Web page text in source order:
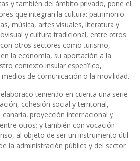
y también del ámbito privado, pone el
que integran la cultura: patrimonio
música, artes visuales, literatura y
y cultura tradicional, entre otros.
otros sectores como turismo,
la economía, su aportación a la
contexto insular específico,
de comunicación o la movilidad.
teniendo en cuenta una serie
cohesión social y territorial,
proyección internacional y
otros; y también con vocación
al objeto de ser un instrumento útil
la administración pública y del sector